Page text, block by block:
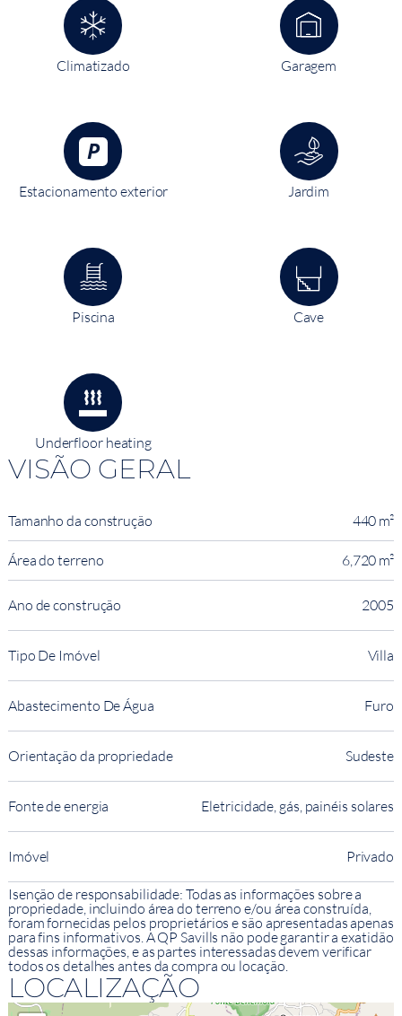
Climatizado Garagem
Estacionamento exterior Jardim
Piscina Cave
Underfloor heating
VISÃO GERAL
Tamanho da construção 440 m²
Área do terreno 6,720 m²
Ano de construção 2005
Tipo De Imóvel Villa
Abastecimento De Água Furo
Orientação da propriedade Sudeste
Fonte de energia Eletricidade, gás, painéis solares
Imóvel Privado
Isenção de responsabilidade: Todas as informações sobre a
propriedade, incluindo área do terreno e/ou área construída,
foram fornecidas pelos proprietários e são apresentadas apenas
para fins informativos. A QP Savills não pode garantir a exatidão
dessas informações, e as partes interessadas devem verificar
todos os detalhes antes da compra ou locação.
LOCALIZAÇÃO